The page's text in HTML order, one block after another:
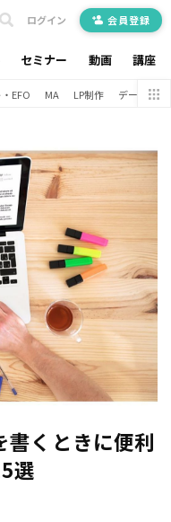
セミナー 動画 講座
ログイン 会員登録
EFO MA LP制作 データ分析
書くときに便利
選